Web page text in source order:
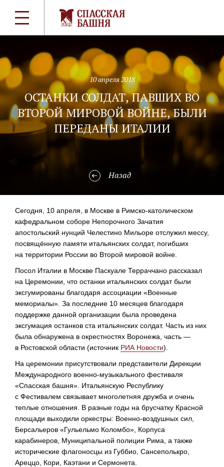
10 апреля 2018
ОСТАНКИ СОЛДАТ, ПАВШИХ ВО
ВТОРОЙ МИРОВОЙ ВОЙНЕ, БЫЛИ
ПЕРЕДАНЫ ИТАЛИИ
Назад
Сегодня, 10 апреля, в Москве в Римско-католическом
кафедральном соборе Непорочного Зачатия
апостольский нунций Челестино Мильоре отслужил мессу,
посвящённую памяти итальянских солдат, погибших
на территории России во Второй мировой войне.
Посол Италии в Москве Паскуале Терраччано рассказал
на Церемонии, что останки итальянских солдат были
эксгумированы благодаря ассоциации «Военные
мемориалы». За последние 10 месяцев благодаря
поддержке данной организации была проведена
эксгумация останков ста итальянских солдат. Часть из них
была обнаружена в окрестностях Воронежа, часть —
в Ростовской области (источник РИА Новости).
На церемонии присутствовали представители Дирекции
Международного военно-музыкального фестиваля
«Спасская башня». Итальянскую Республику
с Фестивалем связывает многолетняя дружба и очень
теплые отношения. В разные годы на брусчатку Красной
площади выходили оркестры: Военно-воздушных сил,
Берсальеров «Гульельмо Коломбо», Корпуса
карабинеров, Муниципальной полиции Рима, а также
исторические флагоносцы из Губбио, Сансеполькро,
Ареццо, Кори, Каэтани и Сермонета.